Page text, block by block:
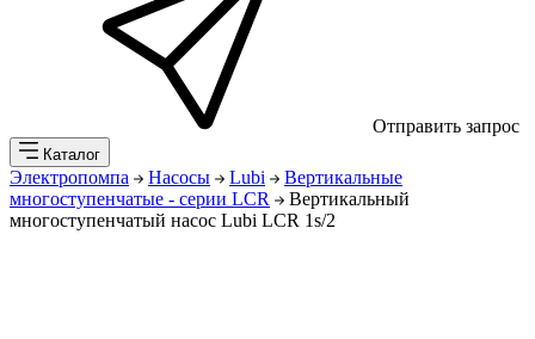
Отправить запрос
Каталог
Электропомпа Насосы Lubi
Вертикальные
многоступенчатые - серии LCR
Вертикальный
многоступенчатый насос Lubi LCR 1s/2